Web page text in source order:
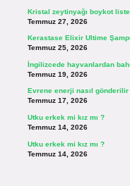
Kristal zeytinyağı boykot
Temmuz 27, 2026
Kerastase Elixir Ultime
Temmuz 25, 2026
İngilizcede hayvanlardan
Temmuz 19, 2026
Evrene enerji nasıl gönderilir
Temmuz 17, 2026
Utku erkek mi kız mı ?
Temmuz 14, 2026
Utku erkek mi kız mı ?
Temmuz 14, 2026